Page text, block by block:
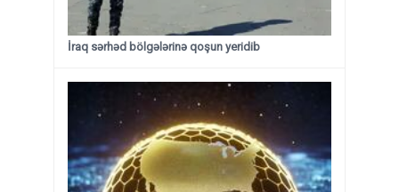
İraq sərhəd bölgələrinə qoşun yeridib